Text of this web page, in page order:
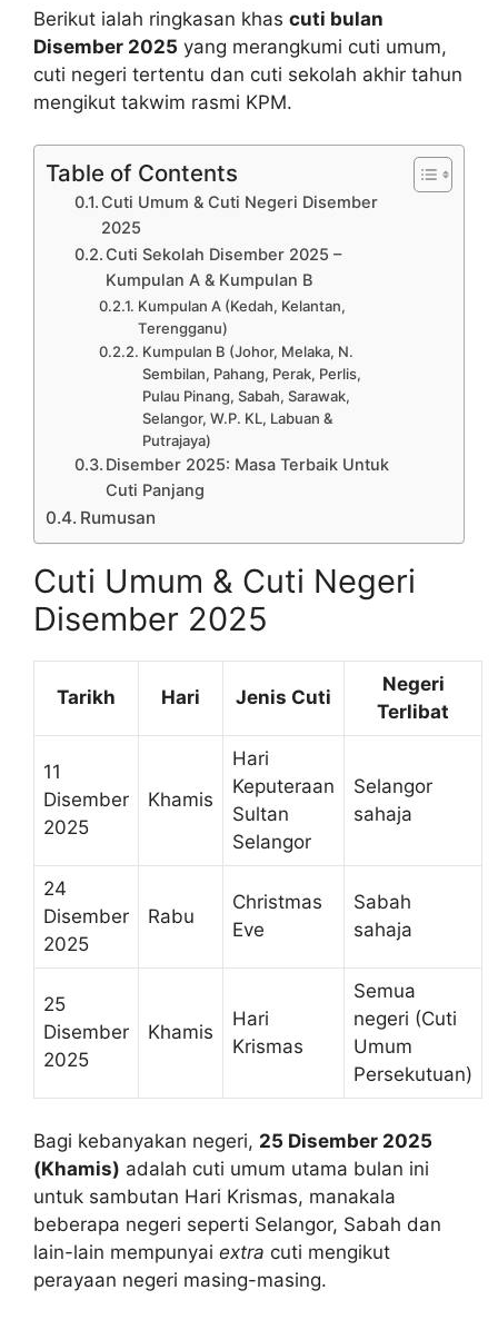
Berikut ialah ringkasan khas cuti bulan
Disember 2025 yang merangkumi cuti umum,
cuti negeri tertentu dan cuti sekolah akhir tahun
mengikut takwim rasmi KPM.
Table of Contents
Cuti Umum & Cuti Negeri Disember
2025
Cuti Sekolah Disember 2025 –
Kumpulan A & Kumpulan B
Kumpulan A (Kedah, Kelantan,
Terengganu)
Kumpulan B (Johor, Melaka, N.
Sembilan, Pahang, Perak, Perlis,
Pulau Pinang, Sabah, Sarawak,
Selangor, W.P. KL, Labuan &
Putrajaya)
Disember 2025: Masa Terbaik Untuk
Cuti Panjang
Rumusan
Cuti Umum & Cuti Negeri
Disember 2025
Tarikh Hari Jenis Cuti
Negeri
Terlibat
11
Disember
2025
Khamis
Hari
Keputeraan
Sultan
Selangor
Selangor
sahaja
24
Disember
2025
Rabu
Christmas
Eve
Sabah
sahaja
25
Disember
2025
Khamis
Hari
Krismas
Semua
negeri (Cuti
Umum
Persekutuan)
Bagi kebanyakan negeri, 25 Disember 2025
(Khamis) adalah cuti umum utama bulan ini
untuk sambutan Hari Krismas, manakala
beberapa negeri seperti Selangor, Sabah dan
lain-lain mempunyai extra cuti mengikut
perayaan negeri masing-masing.